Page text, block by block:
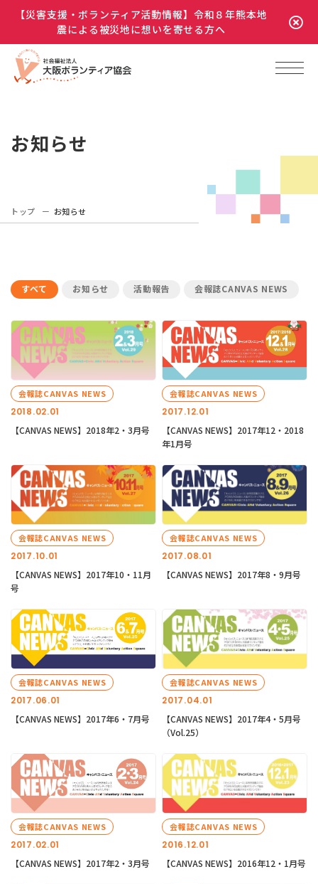
【災害支援・ボランティア活動情報】令和８年熊本地
震による被災地に想いを寄せる方へ
お知らせ
トップ お知らせ
すべて お知らせ 活動報告 会報誌CANVAS NEWS
2018.02.01
会報誌CANVAS NEWS
【CANVAS NEWS】2018年2・3月号
2017.12.01
会報誌CANVAS NEWS
【CANVAS NEWS】2017年12・2018
年1月号
2017.10.01
会報誌CANVAS NEWS
【CANVAS NEWS】2017年10・11月
号
2017.08.01
会報誌CANVAS NEWS
【CANVAS NEWS】2017年8・9月号
2017.06.01
会報誌CANVAS NEWS
【CANVAS NEWS】2017年6・7月号
2017.04.01
会報誌CANVAS NEWS
【CANVAS NEWS】2017年4・5月号
（Vol.25）
2017.02.01
会報誌CANVAS NEWS
【CANVAS NEWS】2017年2・3月号
2016.12.01
会報誌CANVAS NEWS
【CANVAS NEWS】2016年12・1月号